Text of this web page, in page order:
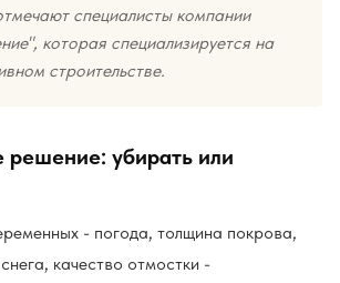
специалисты компании
которая специализируется на
строительстве.
решение: убирать или
- погода, толщина покрова,
качество отмостки -